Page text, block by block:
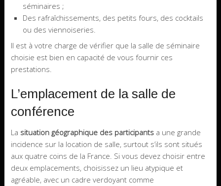
séminaires ;
Des rafraîchissements, des petits fours, des cocktails
ou des viennoiseries.
Il est à votre charge de vérifier que la salle de séminaire
choisie est bien en capacité de vous fournir ces
prestations.
L’emplacement de la salle de
conférence
La situation géographique des participantsa une grande
incidence sur la location de salle, surtout s’ils sont situés
aux quatre coins de la France. Si vous devez choisir entre
deux emplacements, choisissez un lieu atypique et
agréable, avec un cadre verdoyant comme